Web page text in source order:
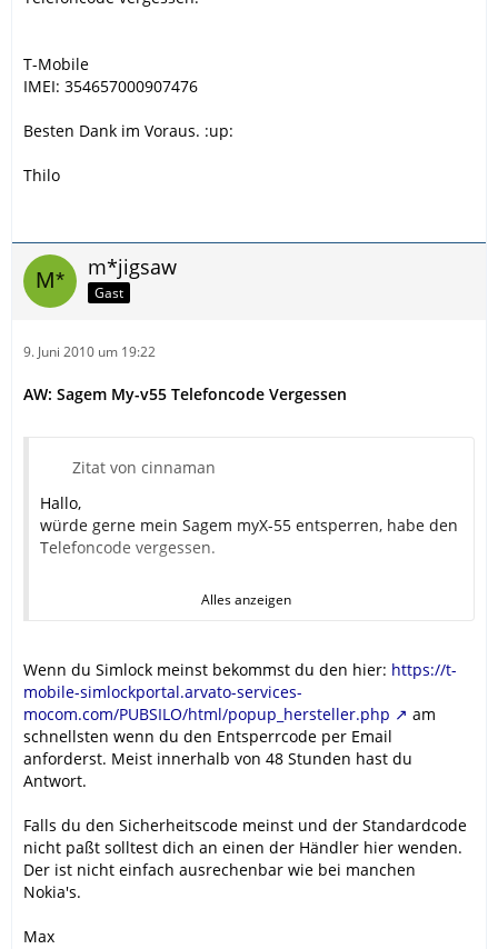
T-Mobile
IMEI: 354657000907476
Besten Dank im Voraus. :up:
Thilo
m*jigsaw
Gast
9. Juni 2010 um 19:22
AW: Sagem My-v55 Telefoncode Vergessen
Zitat von cinnaman
Hallo,
würde gerne mein Sagem myX-55 entsperren, habe den
Telefoncode vergessen.
Besten Dank im Voraus. :up:
Thilo
Alles anzeigen
Wenn du Simlock meinst bekommst du den hier: https://t-
mobile-simlockportal.arvato-services-
mocom.com/PUBSILO/html/popup_hersteller.php
am
schnellsten wenn du den Entsperrcode per Email
anforderst. Meist innerhalb von 48 Stunden hast du
Antwort.
Falls du den Sicherheitscode meinst und der Standardcode
nicht paßt solltest dich an einen der Händler hier wenden.
Der ist nicht einfach ausrechenbar wie bei manchen
Nokia's.
Max